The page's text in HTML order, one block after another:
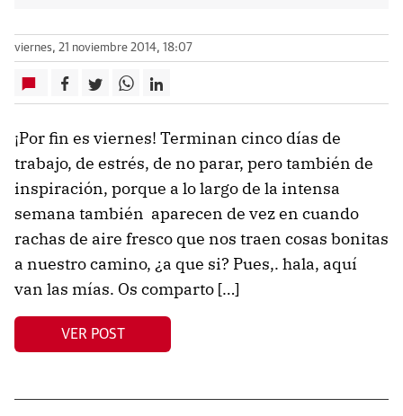
viernes, 21 noviembre 2014, 18:07
¡Por fin es viernes! Terminan cinco días de
trabajo, de estrés, de no parar, pero también de
inspiración, porque a lo largo de la intensa
semana también aparecen de vez en cuando
rachas de aire fresco que nos traen cosas bonitas
a nuestro camino, ¿a que si? Pues,. hala, aquí
van las mías. Os comparto […]
VER POST